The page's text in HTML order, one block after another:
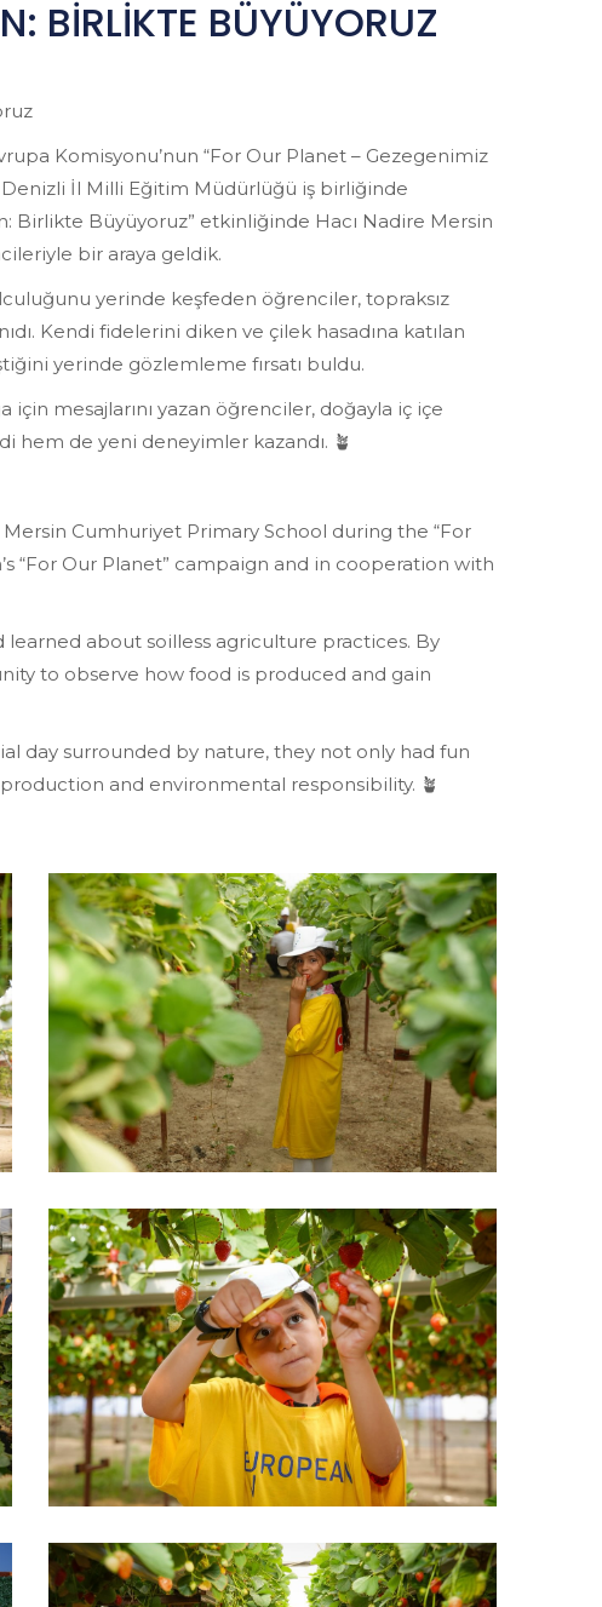
BİRLİKTE BÜYÜYORUZ
Komisyonu’nun “For Our Planet – Gezegenimiz
Denizli İl Milli Eğitim Müdürlüğü iş birliğinde
Birlikte Büyüyoruz” etkinliğinde Hacı Nadire Mersin
bir araya geldik.
yerinde keşfeden öğrenciler, topraksız
Kendi fidelerini diken ve çilek hasadına katılan
yerinde gözlemleme fırsatı buldu.
için mesajlarını yazan öğrenciler, doğayla iç içe
hem de yeni deneyimler kazandı. 🪴
Cumhuriyet Primary School during the “For
“For Our Planet” campaign and in cooperation with
about soilless agriculture practices. By
to observe how food is produced and gain
day surrounded by nature, they not only had fun
and environmental responsibility. 🪴